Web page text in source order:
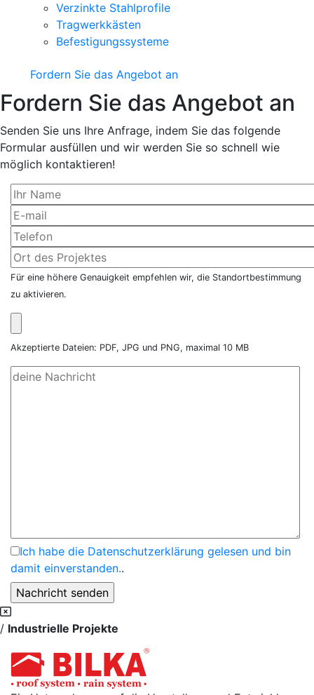
Verzinkte Stahlprofile
Tragwerkkästen
Befestigungssysteme
Fordern Sie das Angebot an
Fordern Sie das Angebot an
Senden Sie uns Ihre Anfrage, indem Sie das folgende
Formular ausfüllen und wir werden Sie so schnell wie
möglich kontaktieren!
Für eine höhere Genauigkeit empfehlen wir, die Standortbestimmung
zu aktivieren.
Akzeptierte Dateien: PDF, JPG und PNG, maximal 10 MB
Ich habe die Datenschutzerklärung gelesen und bin
damit einverstanden..
/ Industrielle Projekte